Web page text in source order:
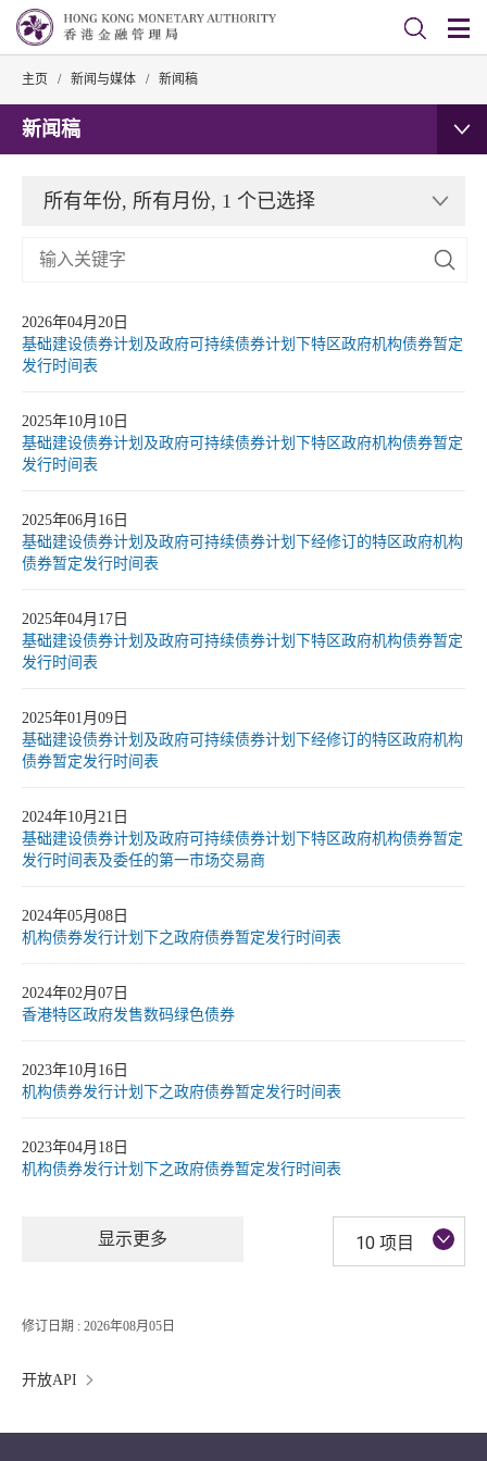
主页 / 新闻与媒体 / 新闻稿
新闻稿
所有年份, 所有月份, 1 个已选择
2026年04月20日
基础建设债券计划及政府可持续债券计划下特区政府机构债券暂定
发行时间表
2025年10月10日
基础建设债券计划及政府可持续债券计划下特区政府机构债券暂定
发行时间表
2025年06月16日
基础建设债券计划及政府可持续债券计划下经修订的特区政府机构
债券暂定发行时间表
2025年04月17日
基础建设债券计划及政府可持续债券计划下特区政府机构债券暂定
发行时间表
2025年01月09日
基础建设债券计划及政府可持续债券计划下经修订的特区政府机构
债券暂定发行时间表
2024年10月21日
基础建设债券计划及政府可持续债券计划下特区政府机构债券暂定
发行时间表及委任的第一市场交易商
2024年05月08日
机构债券发行计划下之政府债券暂定发行时间表
2024年02月07日
香港特区政府发售数码绿色债券
2023年10月16日
机构债券发行计划下之政府债券暂定发行时间表
2023年04月18日
机构债券发行计划下之政府债券暂定发行时间表
10 项目
显示更多
修订日期 : 2026年08月05日
开放API